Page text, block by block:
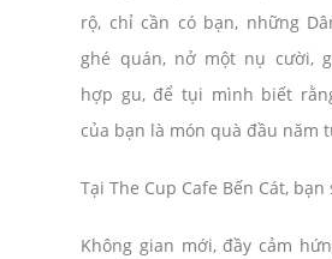
rộ, chỉ cần có bạn, những
ghé quán, nở một nụ cười,
hợp gu, để tụi mình biết
của bạn là món quà đầu năm
Tại The Cup Cafe Bến Cát,
Không gian mới, đầy cảm